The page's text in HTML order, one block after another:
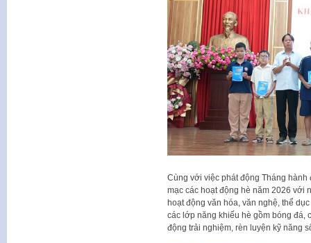
Cùng với việc phát động Tháng hành
mạc các hoạt động hè năm 2026 với
hoạt động văn hóa, văn nghệ, thể
các lớp năng khiếu hè gồm bóng đá,
động trải nghiệm, rèn luyện kỹ năng